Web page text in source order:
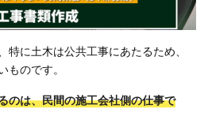
に土木は公共工事にあたるため、
ものです。
のは、民間の施工会社側の仕事で